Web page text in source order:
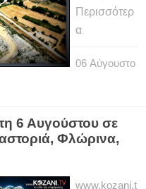
Περισσότερ
α
06 Αύγουστο
6 Αυγούστου σε
Φλώρινα,
www.kozani.t